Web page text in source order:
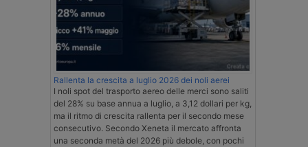
Rallenta la crescita a luglio 2026 dei noli aerei
I noli spot del trasporto aereo delle merci sono saliti
del 28% su base annua a luglio, a 3,12 dollari per kg,
ma il ritmo di crescita rallenta per il secondo mese
consecutivo. Secondo Xeneta il mercato affronta
una seconda metà del 2026 più debole, con pochi